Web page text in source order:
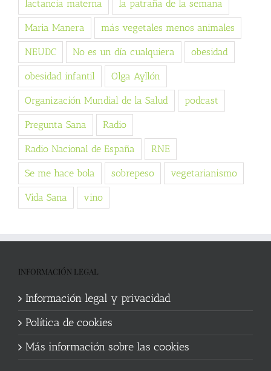
lactancia materna la patraña de la semana
Maria Manera más vegetales menos animales
NEUDC No es un día cualquiera obesidad
obesidad infantil Olga Ayllón
Organización Mundial de la Salud podcast
Pregunta Sana Radio
Radio Nacional de España RNE
Se me hace bola sobrepeso vegetarianismo
Vida Sana vino
INFORMACIÓN LEGAL
Información legal y privacidad
Política de cookies
Más información sobre las cookies